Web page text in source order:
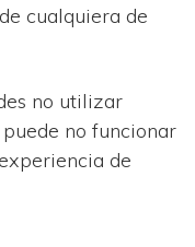
cualquiera de
no utilizar
no funcionar
de